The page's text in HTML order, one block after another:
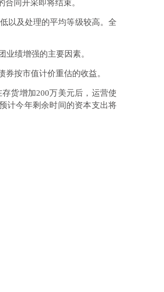
同开采即将结束。
以及处理的平均等级较高。全
绩增强的主要因素。
按市值计价重估的收益。
货增加200万美元后，运营使
计今年剩余时间的资本支出将